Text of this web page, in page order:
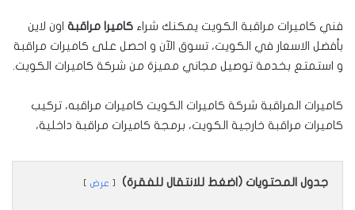
فني كاميرات مراقبة الكويت يمكنك شراء كاميرا مراقبة اون لاين
بأفضل الاسعار في الكويت، تسوق الآن و احصل على كاميرات مراقبة
و استمتع بخدمة توصيل مجاني مميزة من شركة كاميرات الكويت.
كاميرات المراقبة شركة كاميرات الكويت كاميرات مراقبه، تركيب
كاميرات مراقبة خارجية الكويت، برمجة كاميرات مراقبة داخلية،
جدول المحتويات (اضغط للانتقال للفقرة) عرض